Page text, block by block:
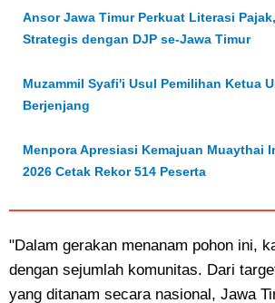
Ansor Jawa Timur Perkuat Literasi
Strategis dengan DJP se-Jawa Timur
Muzammil Syafi'i Usul Pemilihan Ketua
Berjenjang
Menpora Apresiasi Kemajuan Muaythai
2026 Cetak Rekor 514 Peserta
"Dalam gerakan menanam pohon ini,
dengan sejumlah komunitas. Dari
yang ditanam secara nasional, Jawa